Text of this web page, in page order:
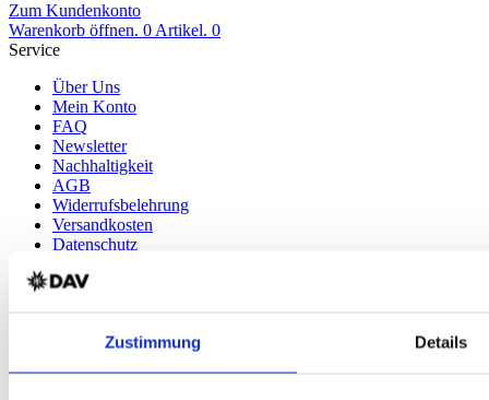
Zustimmung Details
Zum Kundenkonto
Warenkorb öffnen. 0 Artikel. 0
Service
Über Uns
Mein Konto
FAQ
Newsletter
Nachhaltigkeit
AGB
Widerrufsbelehrung
Versandkosten
Datenschutz
Erklärung zur Barrierefreiheit
Karten & Bücher